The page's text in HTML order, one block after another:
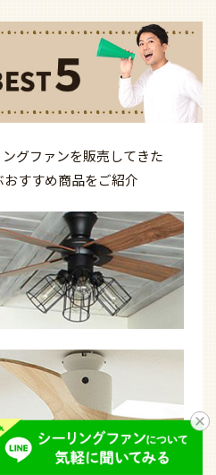
グファンを販売してきた
おすすめ商品をご紹介